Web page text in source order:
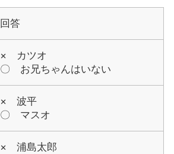
回答
× カツオ
〇 お兄ちゃんはいない
× 波平
〇 マスオ
× 浦島太郎